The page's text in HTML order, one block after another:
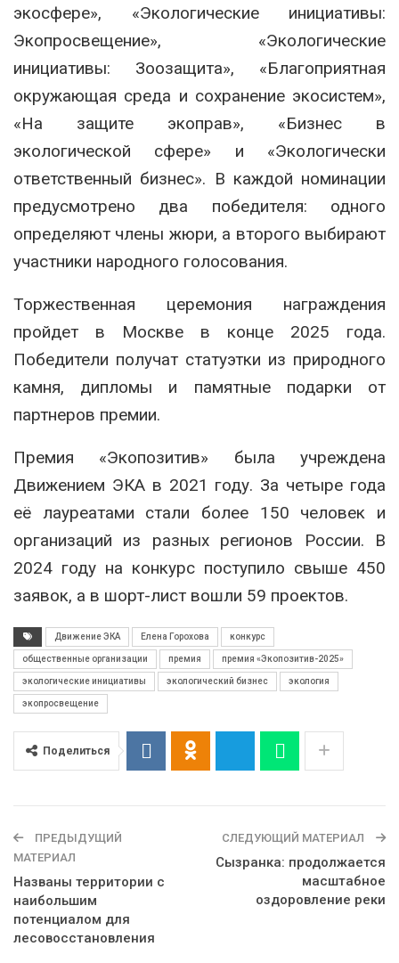
экосфере», «Экологические инициативы:
Экопросвещение», «Экологические
инициативы: Зоозащита», «Благоприятная
окружающая среда и сохранение экосистем»,
«На защите экоправ», «Бизнес в
экологической сфере» и «Экологически
ответственный бизнес». В каждой номинации
предусмотрено два победителя: одного
определяют члены жюри, а второго выбирают
участники народного голосования.
Торжественная церемония награждения
пройдет в Москве в конце 2025 года.
Победители получат статуэтки из природного
камня, дипломы и памятные подарки от
партнеров премии.
Премия «Экопозитив» была учреждена
Движением ЭКА в 2021 году. За четыре года
её лауреатами стали более 150 человек и
организаций из разных регионов России. В
2024 году на конкурс поступило свыше 450
заявок, а в шорт-лист вошли 59 проектов.
Движение ЭКА Елена Горохова конкурс
общественные организации премия премия «Экопозитив-2025»
экологические инициативы экологический бизнес экология
экопросвещение
Поделиться
ПРЕДЫДУЩИЙ
МАТЕРИАЛ
Названы территории с
наибольшим
потенциалом для
лесовосстановления
СЛЕДУЮЩИЙ МАТЕРИАЛ
Сызранка: продолжается
масштабное
оздоровление реки